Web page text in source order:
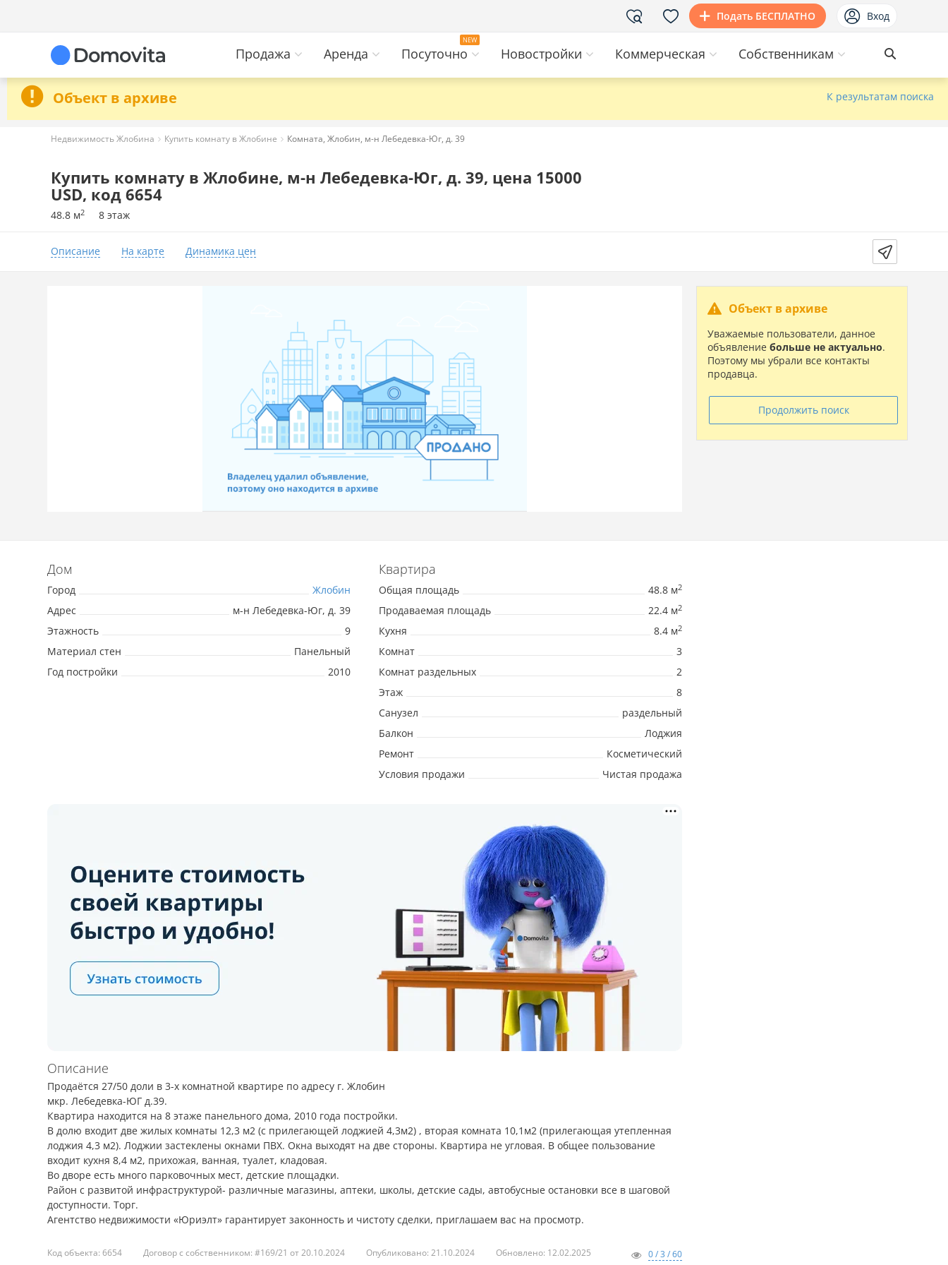
Подать БЕСПЛАТНО Вход
Продажа Аренда Посуточно Новостройки Коммерческая Собственникам
Объект в архиве К результатам поиска
Недвижимость Жлобина Купить комнату в Жлобине Комната, Жлобин, м-н Лебедевка-Юг, д. 39
Купить комнату в Жлобине, м-н Лебедевка-Юг, д. 39, цена 15000
USD, код 6654
48.8 м2 8 этаж
Описание На карте Динамика цен
Объект в архиве
Уважаемые пользователи, данное
объявление больше не актуально.
Поэтому мы убрали все контакты
продавца.
Продолжить поиск
Дом
Город
Жлобин
Адрес
м-н Лебедевка-Юг, д. 39
Этажность
9
Материал стен
Панельный
Год постройки
2010
Квартира
Общая площадь 48.8 м2
Продаваемая площадь 22.4 м2
Кухня 8.4 м2
Комнат
3
Комнат раздельных
2
Этаж
8
Санузел
раздельный
Балкон
Лоджия
Ремонт
Косметический
Условия продажи
Чистая продажа
Описание
Продаётся 27/50 доли в 3-х комнатной квартире по адресу г. Жлобин
мкр. Лебедевка-ЮГ д.39.
Квартира находится на 8 этаже панельного дома, 2010 года постройки.
В долю входит две жилых комнаты 12,3 м2 (с прилегающей лоджией 4,3м2) , вторая комната 10,1м2 (прилегающая утепленная
лоджия 4,3 м2). Лоджии застеклены окнами ПВХ. Окна выходят на две стороны. Квартира не угловая. В общее пользование
входит кухня 8,4 м2, прихожая, ванная, туалет, кладовая.
Во дворе есть много парковочных мест, детские площадки.
Район с развитой инфраструктурой- различные магазины, аптеки, школы, детские сады, автобусные остановки все в шаговой
доступности. Торг.
Агентство недвижимости «Юриэлт» гарантирует законность и чистоту сделки, приглашаем вас на просмотр.
Код объекта: 6654 Договор с собственником: #169/21 от 20.10.2024 Опубликовано: 21.10.2024 Обновлено: 12.02.2025 0 / 3 / 60